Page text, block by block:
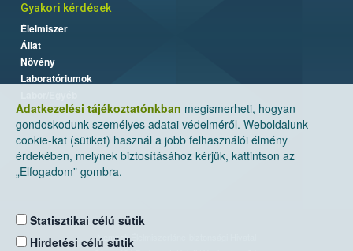
Adatkezelési tájékoztatónkban megismerheti, hogyan
gondoskodunk személyes adatai védelméről. Weboldalunk
cookie-kat (sütiket) használ a jobb felhasználói élmény
érdekében, melynek biztosításához kérjük, kattintson az
„Elfogadom” gombra.
Statisztikai célú sütik
Hirdetési célú sütik
Gyakori kérdések
Élelmiszer
Állat
Növény
Laboratóriumok
Nemzeti Élelmiszerlánc-biztonsági Hivatal